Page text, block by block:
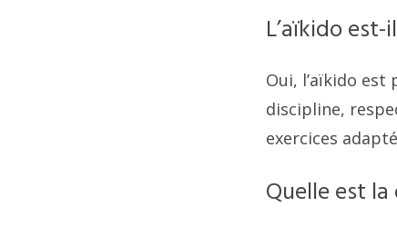
L’aïkido
Oui, l’aïkido
discipline,
exercices
Quelle est